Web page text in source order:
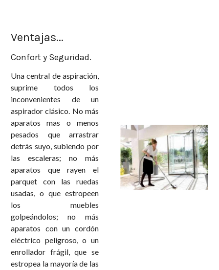
Ventajas...
Confort y Seguridad.
Una central de aspiración,
suprime todos los
inconvenientes de un
aspirador clásico. No más
aparatos mas o menos
pesados que arrastrar
detrás suyo, subiendo por
las escaleras; no más
aparatos que rayen el
parquet con las ruedas
usadas, o que estropeen
los muebles
golpeándolos; no más
aparatos con un cordón
eléctrico peligroso, o un
enrollador frágil, que se
estropea la mayoría de las